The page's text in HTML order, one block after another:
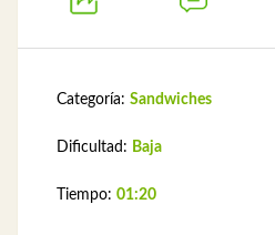
Categoría: Sandwiches
Dificultad: Baja
Tiempo: 01:20